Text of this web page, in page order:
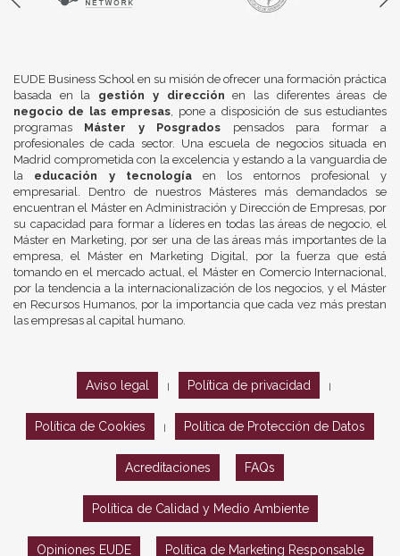
EUDE Business School en su misión de ofrecer una formación práctica
basada en la gestión y dirección en las diferentes áreas de
negocio de las empresas, pone a disposición de sus estudiantes
programas Máster y Posgrados pensados para formar a
profesionales de cada sector. Una escuela de negocios situada en
Madrid comprometida con la excelencia y estando a la vanguardia de
la educación y tecnologíaen los entornos profesional y
empresarial. Dentro de nuestros Másteres más demandados se
encuentran el Máster en Administración y Dirección de Empresas, por
su capacidad para formar a líderes en todas las áreas de negocio, el
Máster en Marketing, por ser una de las áreas más importantes de la
empresa, el Máster en Marketing Digital, por la fuerza que está
tomando en el mercado actual, el Máster en Comercio Internacional,
por la tendencia a la internacionalización de los negocios, y el Máster
en Recursos Humanos, por la importancia que cada vez más prestan
las empresas al capital humano.
Aviso legal Política de privacidad
Política de Cookies Política de Protección de Datos
Acreditaciones FAQs
Política de Calidad y Medio Ambiente
Opiniones EUDE Política de Marketing Responsable